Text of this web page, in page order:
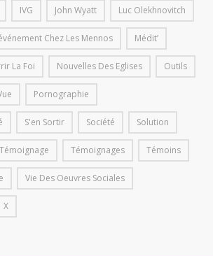
IVG John Wyatt Luc Olekhnovitch
Chez Les Mennos Médit’
La Foi Nouvelles Des Eglises Outils
Pornographie
S'en Sortir Société Solution
Témoignage Témoignages Témoins
Vie Des Oeuvres Sociales
X